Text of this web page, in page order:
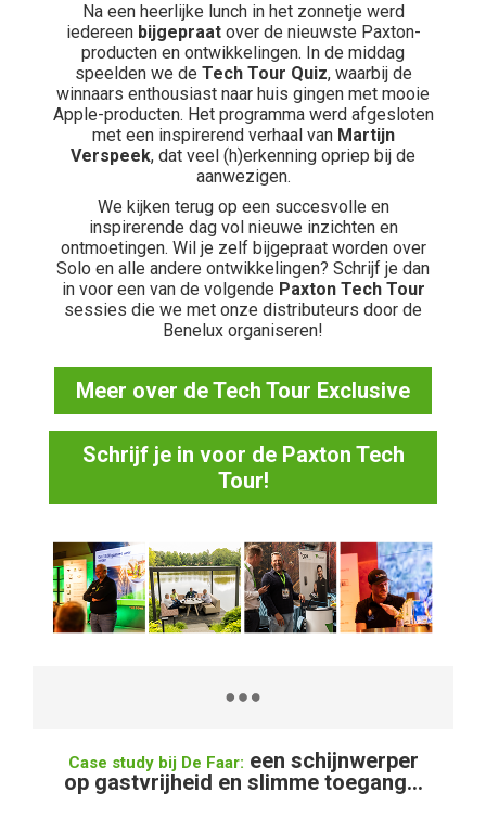
Na een heerlijke lunch in het zonnetje werd
iedereen bijgepraatover de nieuwste Paxton-
producten en ontwikkelingen. In de middag
speelden we de Tech Tour Quiz, waarbij de
winnaars enthousiast naar huis gingen met mooie
Apple-producten. Het programma werd afgesloten
met een inspirerend verhaal van Martijn
Verspeek, dat veel (h)erkenning opriep bij de
aanwezigen.
We kijken terug op een succesvolle en
inspirerende dag vol nieuwe inzichten en
ontmoetingen. Wil je zelf bijgepraat worden over
Solo en alle andere ontwikkelingen? Schrijf je dan
in voor een van de volgende Paxton Tech Tour
sessies die we met onze distributeurs door de
Benelux organiseren!
Meer over de Tech Tour Exclusive
Schrijf je in voor de Paxton Tech
Tour!
Case study bij De Faar: een schijnwerper
op gastvrijheid en slimme toegang...